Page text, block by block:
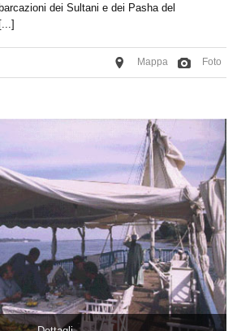
dei Sultani e dei Pasha del
Foto
Mappa